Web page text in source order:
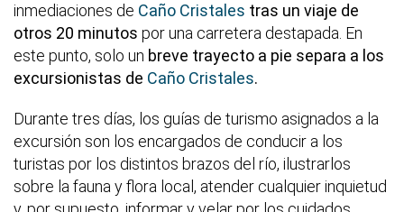
inmediaciones de Caño Cristales tras un viaje de
otros 20 minutos por una carretera destapada. En
este punto, solo un breve trayecto a pie separa a los
excursionistas de Caño Cristales.
Durante tres días, los guías de turismo asignados a la
excursión son los encargados de conducir a los
turistas por los distintos brazos del río, ilustrarlos
sobre la fauna y flora local, atender cualquier inquietud